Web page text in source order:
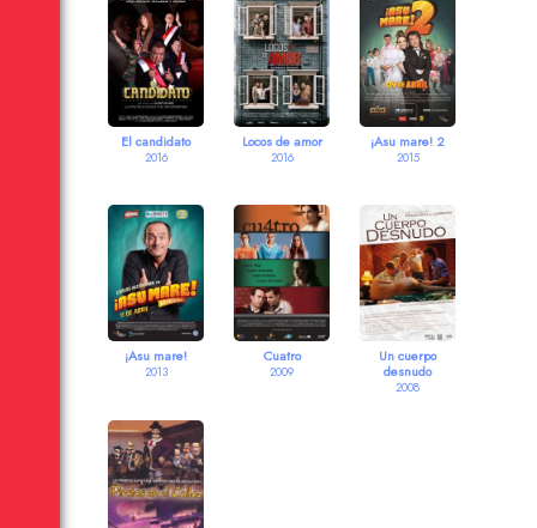
El candidato
2016
Locos de amor
2016
¡Asu mare! 2
2015
¡Asu mare!
2013
Cuatro
2009
Un cuerpo
desnudo
2008